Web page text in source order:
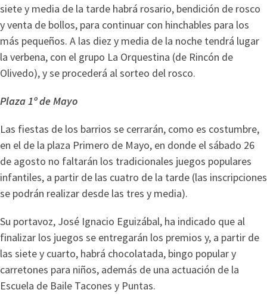
siete y media de la tarde habrá rosario, bendición de rosco
y venta de bollos, para continuar con hinchables para los
más pequeños. A las diez y media de la noche tendrá lugar
la verbena, con el grupo La Orquestina (de Rincón de
Olivedo), y se procederá al sorteo del rosco.
Plaza 1º de Mayo
Las fiestas de los barrios se cerrarán, como es costumbre,
en el de la plaza Primero de Mayo, en donde el sábado 26
de agosto no faltarán los tradicionales juegos populares
infantiles, a partir de las cuatro de la tarde (las inscripciones
se podrán realizar desde las tres y media).
Su portavoz, José Ignacio Eguizábal, ha indicado que al
finalizar los juegos se entregarán los premios y, a partir de
las siete y cuarto, habrá chocolatada, bingo popular y
carretones para niños, además de una actuación de la
Escuela de Baile Tacones y Puntas.